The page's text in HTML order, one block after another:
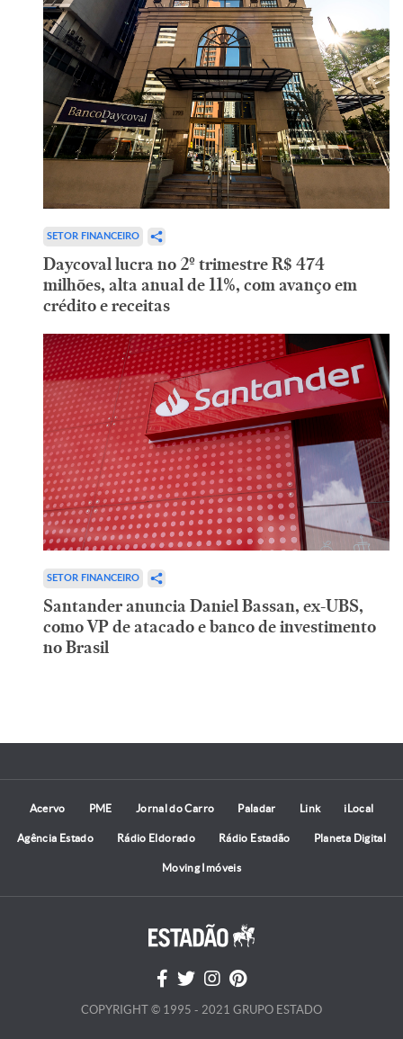
SETOR FINANCEIRO
Daycoval lucra no 2º trimestre R$ 474
milhões, alta anual de 11%, com avanço em
crédito e receitas
SETOR FINANCEIRO
Santander anuncia Daniel Bassan, ex-UBS,
como VP de atacado e banco de investimento
no Brasil
Acervo PME Jornal do Carro Paladar Link iLocal
Agência Estado Rádio Eldorado Rádio Estadão Planeta Digital
Moving Imóveis
COPYRIGHT © 1995 - 2021 GRUPO ESTADO